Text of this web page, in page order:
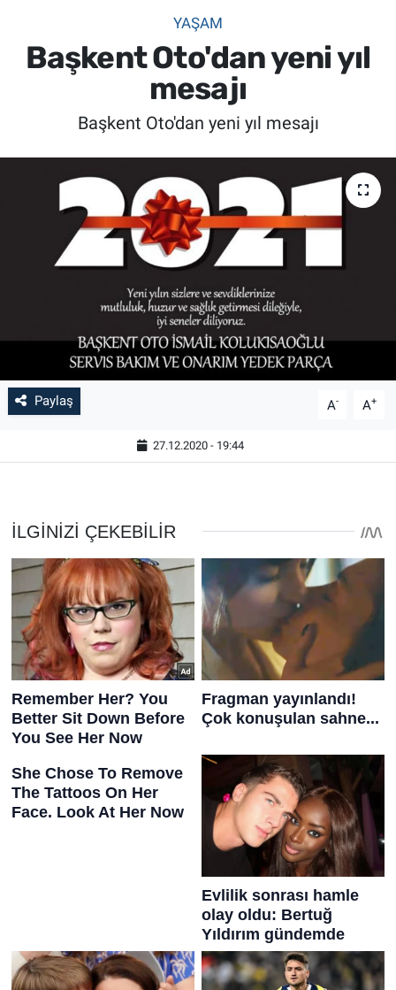
YAŞAM
Başkent Oto'dan yeni yıl
mesajı
Başkent Oto'dan yeni yıl mesajı
Paylaş A- A+
27.12.2020 - 19:44
SPOR
SAĞLIK